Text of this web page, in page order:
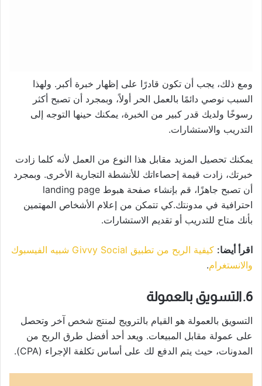
ومع ذلك، يجب أن تكون قادرًا على إظهار خبرة أكبر. ولهذا
السبب نوصي دائمًا بالعمل الحر أولاً، وبمجرد أن تصبح أكثر
رسوخًا ولديك قدر كبير من الخبرة، يمكنك حينها التوجه إلى
التدريب والاستشارات.
يمكنك تحصيل المزيد مقابل هذا النوع من العمل لأنه كلما زادت
خبرتك، زادت قيمة إحصاءاتك للأنشطة التجارية الأخرى. وبمجرد
أن تصبح جاهزًا، قم بإنشاء صفحة هبوط landing page
احترافية في مدونتك.كي تتمكن من إعلام الأشخاص المهتمين
بأنك متاح للتدريب أو تقديم الاستشارات.
اقرأ أيضا:
كيفية الربح من تطبيق Givvy Social شبيه الفيسبوك
والانستغرام.
6. التسويق بالعمولة
التسويق بالعمولة هو القيام بالترويج لمنتج شخص آخر وتحصل
على عمولة مقابل المبيعات. ويعد أحد أفضل طرق الربح من
المدونات، حيث يتم الدفع لك على أساس تكلفة الإجراء (CPA).